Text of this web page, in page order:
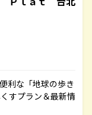
利な「地球の歩き
すプラン＆最新情